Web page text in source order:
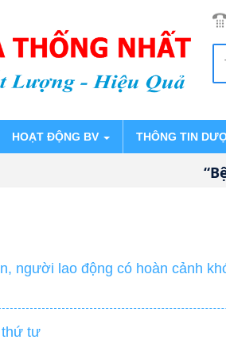
HOẠT ĐỘNG BV THÔNG TIN
người lao động có hoàn cảnh
thứ tư